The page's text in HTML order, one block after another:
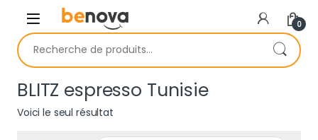
Skip to navigation
Skip to content
0
Recherche pour :
BLITZ espresso Tunisie
Voici le seul résultat